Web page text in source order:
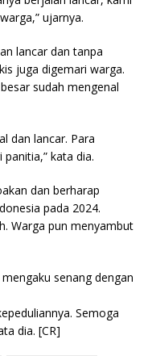
ujarnya.
lancar dan tanpa
juga digemari warga.
sudah mengenal
dan lancar. Para
kata dia.
dan berharap
pada 2024.
Warga pun menyambut
senang dengan
Semoga
dia. [CR]